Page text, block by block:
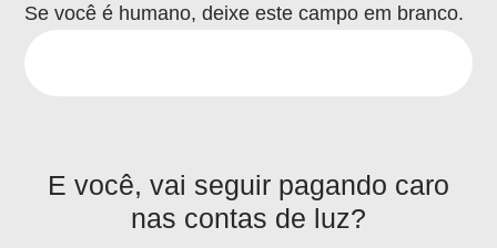
Se você é humano, deixe este campo em branco.
E você, vai seguir pagando caro
nas contas de luz?